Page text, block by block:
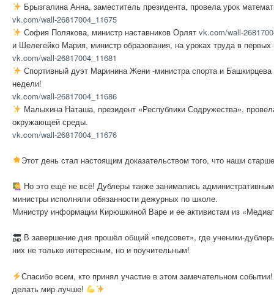
Брызгалина Анна, заместитель президента, провела урок
vk.com/wall-26817004_11675
София Полякова, министр наставников Орлят vk.com/wall-
и Шелегейко Мария, министр образования, на уроках труда в
vk.com/wall-26817004_11681
Спортивный дуэт Маринина Жени -министра спорта и
недели!
vk.com/wall-26817004_11686
Малыхина Наташа, президент «Республики Содружества»,
окружающей среды.
vk.com/wall-26817004_11676
Этот день стал настоящим доказательством того, что наши
Но это ещё не всё! Дублеры также занимались
министры исполняли обязанности дежурных по школе.
Министру информации Кирюшкиной Варе и ее активистам из
В завершение дня прошёл общий «педсовет», где ученики-
них не только интересным, но и поучительным!
Спасибо всем, кто принял участие в этом замечательном
делать мир лучше!